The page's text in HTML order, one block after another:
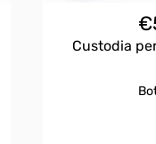
€
Custodia